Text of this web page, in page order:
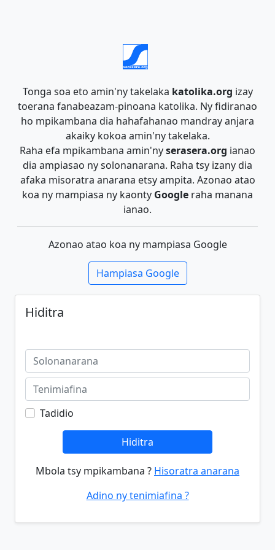
Tonga soa eto amin'ny takelaka katolika.org izay
toerana fanabeazam-pinoana katolika. Ny fidiranao
ho mpikambana dia hahafahanao mandray anjara
akaiky kokoa amin'ny takelaka.
Raha efa mpikambana amin'nyserasera.org ianao
dia ampiasao ny solonanarana. Raha tsy izany dia
afaka misoratra anarana etsy ampita. Azonao atao
koa ny mampiasa ny kaonty Google raha manana
ianao.
Azonao atao koa ny mampiasa Google
Hampiasa Google
Hiditra
Tadidio
Hiditra
Mbola tsy mpikambana ? Hisoratra anarana
Adino ny tenimiafina ?